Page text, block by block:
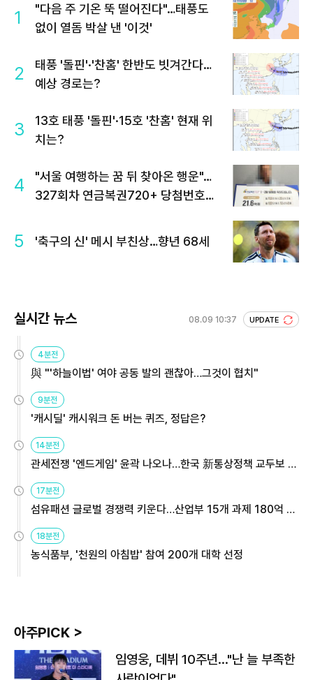
1
"다음 주 기온 뚝 떨어진다"…태풍도
없이 열돔 박살 낸 '이것'
2
태풍 '돌핀'·'찬홈' 한반도 빗겨간다…
예상 경로는?
3
13호 태풍 '돌핀'·15호 '찬홈' 현재 위
치는?
4
"서울 여행하는 꿈 뒤 찾아온 행운"…
327회차 연금복권720+ 당첨번호조
5 '축구의 신' 메시 부친상…향년 68세
실시간 뉴스 08.09 10:37 UPDATE
4분전
與 "'하늘이법' 여야 공동 발의 괜찮아…그것이 협치"
9분전
'캐시딜' 캐시워크 돈 버는 퀴즈, 정답은?
14분전
관세전쟁 '엔드게임' 윤곽 나오나…한국 新통상정책 교두보 활
용해야
17분전
섬유패션 글로벌 경쟁력 키운다…산업부 15개 과제 180억 지
원
18분전
농식품부, '천원의 아침밥' 참여 200개 대학 선정
아주PICK >
임영웅, 데뷔 10주년…"난 늘 부족한